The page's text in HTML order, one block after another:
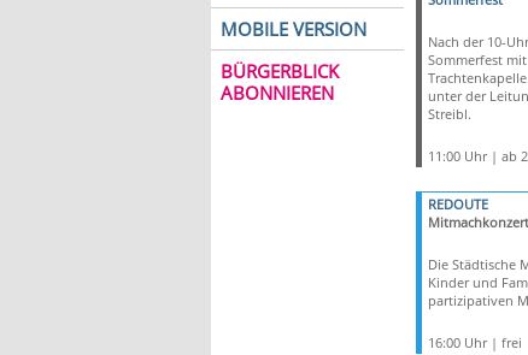
MOBILE VERSION
BÜRGERBLICK
ABONNIEREN
Nach der 10-
Sommerfest
unter der
Streibl.
11:00 Uhr | ab
REDOUTE
Die Städtische
Kinder und
partizipativen
16:00 Uhr | frei